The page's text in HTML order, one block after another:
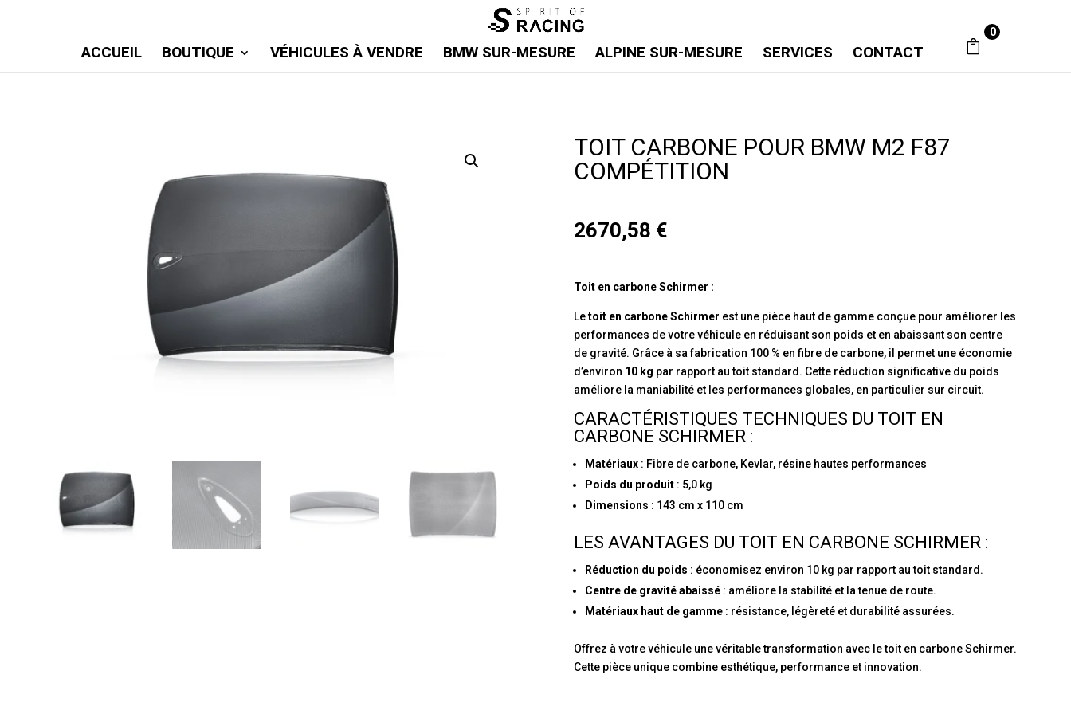
ACCUEIL BOUTIQUE VÉHICULES À VENDRE BMW SUR-MESURE ALPINE SUR-MESURE SERVICES CONTACT
0
TOIT CARBONE POUR BMW M2 F87
COMPÉTITION
2670,58 €
Toit en carbone Schirmer :
Letoit en carbone Schirmer est une pièce haut de gamme conçue pour améliorer les
performances de votre véhicule en réduisant son poids et en abaissant son centre
de gravité. Grâce à sa fabrication 100 % en fibre de carbone, il permet une économie
d’environ 10 kg par rapport au toit standard. Cette réduction significative du poids
améliore la maniabilité et les performances globales, en particulier sur circuit.
CARACTÉRISTIQUES TECHNIQUES DU TOIT EN
CARBONE SCHIRMER :
Matériaux : Fibre de carbone, Kevlar, résine hautes performances
Poids du produit : 5,0 kg
Dimensions : 143 cm x 110 cm
LES AVANTAGES DU TOIT EN CARBONE SCHIRMER :
Réduction du poids : économisez environ 10 kg par rapport au toit standard.
Centre de gravité abaissé : améliore la stabilité et la tenue de route.
Matériaux haut de gamme : résistance, légèreté et durabilité assurées.
Offrez à votre véhicule une véritable transformation avec le toit en carbone Schirmer.
Cette pièce unique combine esthétique, performance et innovation.